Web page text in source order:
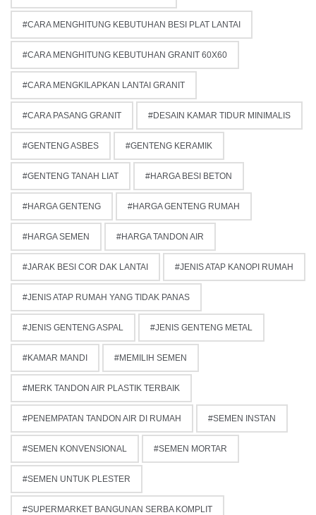
CARA MENGHITUNG KEBUTUHAN BESI PLAT LANTAI
CARA MENGHITUNG KEBUTUHAN GRANIT 60X60
CARA MENGKILAPKAN LANTAI GRANIT
CARA PASANG GRANIT DESAIN KAMAR TIDUR MINIMALIS
GENTENG ASBES GENTENG KERAMIK
GENTENG TANAH LIAT HARGA BESI BETON
HARGA GENTENG HARGA GENTENG RUMAH
HARGA SEMEN HARGA TANDON AIR
JARAK BESI COR DAK LANTAI JENIS ATAP KANOPI RUMAH
JENIS ATAP RUMAH YANG TIDAK PANAS
JENIS GENTENG ASPAL JENIS GENTENG METAL
KAMAR MANDI MEMILIH SEMEN
MERK TANDON AIR PLASTIK TERBAIK
PENEMPATAN TANDON AIR DI RUMAH SEMEN INSTAN
SEMEN KONVENSIONAL SEMEN MORTAR
SEMEN UNTUK PLESTER
SUPERMARKET BANGUNAN SERBA KOMPLIT